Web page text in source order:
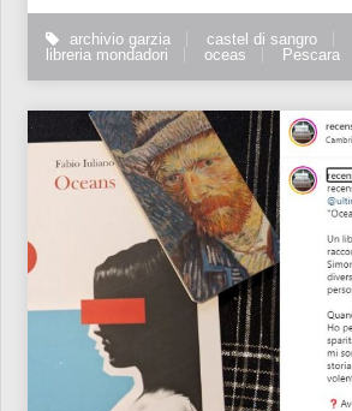
archivio garzia
castel di sangro
libreria mondadori
oceas Pescara